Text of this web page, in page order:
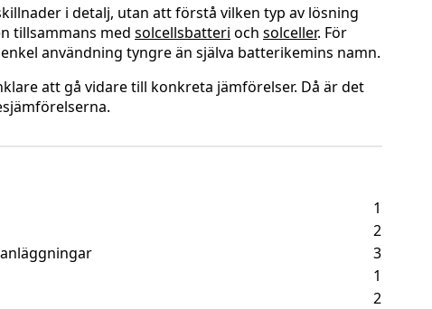
i detalj, utan att förstå vilken typ av lösning
tillsammans med solcellsbatteri och solceller. För
användning tyngre än själva batterikemins namn.
att gå vidare till konkreta jämförelser. Då är det
1
2
3
1
2